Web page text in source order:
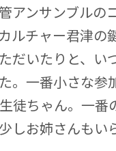
アンサンブルの
ルチャー君津の
だいたりと、い
。一番小さな参
徒ちゃん。一番
しお姉さんも